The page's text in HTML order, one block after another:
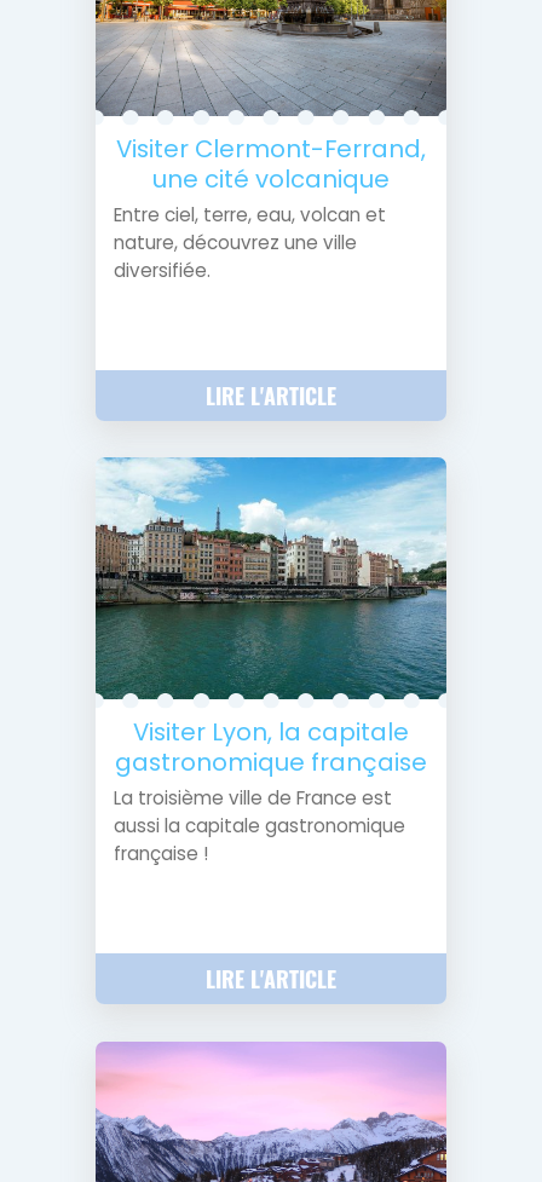
Visiter Clermont-Ferrand,
une cité volcanique
Entre ciel, terre, eau, volcan et
nature, découvrez une ville
diversifiée.
LIRE L'ARTICLE
Visiter Lyon, la capitale
gastronomique française
La troisième ville de France est
aussi la capitale gastronomique
française !
LIRE L'ARTICLE